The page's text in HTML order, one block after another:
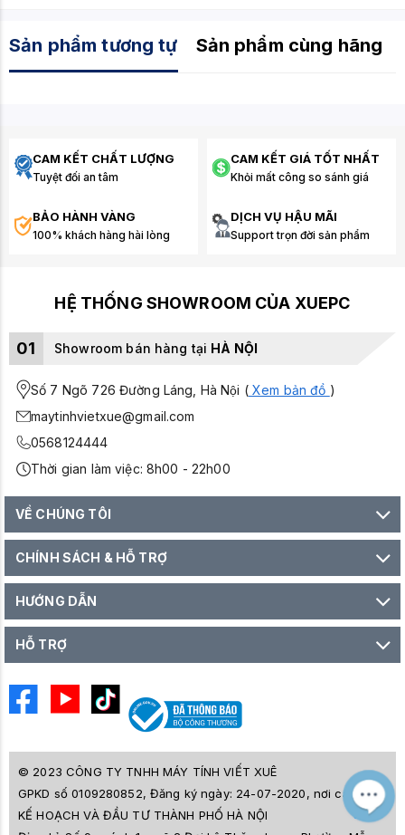
Sản phẩm tương tự Sản phẩm cùng hãng
CAM KẾT CHẤT LƯỢNG
Tuyệt đối an tâm
CAM KẾT GIÁ TỐT NHẤT
Khỏi mất công so sánh giá
BẢO HÀNH VÀNG
100% khách hàng hài lòng
DỊCH VỤ HẬU MÃI
Support trọn đời sản phẩm
HỆ THỐNG SHOWROOM CỦA XUEPC
01 Showroom bán hàng tại HÀ NỘI
Số 7 Ngõ 726 Đường Láng, Hà Nội (Xem bản đồ )
maytinhvietxue@gmail.com
0568124444
Thời gian làm việc: 8h00 - 22h00
VỀ CHÚNG TÔI
CHÍNH SÁCH & HỖ TRỢ
HƯỚNG DẪN
HỖ TRỢ
© 2023 CÔNG TY TNHH MÁY TÍNH VIẾT XUÊ
GPKD số 0109280852, Đăng ký ngày: 24-07-2020, nơi cấp SỞ
KẾ HOẠCH VÀ ĐẦU TƯ THÀNH PHỐ HÀ NỘI